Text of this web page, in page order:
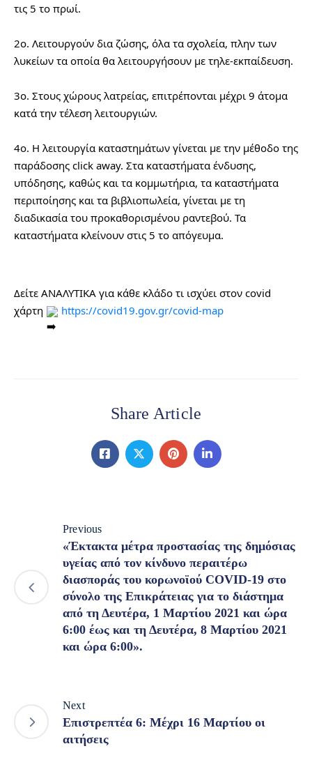
τις 5 το πρωί.
2ο. Λειτουργούν δια ζώσης, όλα τα σχολεία, πλην των
λυκείων τα οποία θα λειτουργήσουν με τηλε-εκπαίδευση.
3ο. Στους χώρους λατρείας, επιτρέπονται μέχρι 9 άτομα
κατά την τέλεση λειτουργιών.
4ο. Η λειτουργία καταστημάτων γίνεται με την μέθοδο της
παράδοσης click away. Στα καταστήματα ένδυσης,
υπόδησης, καθώς και τα κομμωτήρια, τα καταστήματα
περιποίησης και τα βιβλιοπωλεία, γίνεται με τη
διαδικασία του προκαθορισμένου ραντεβού. Τα
καταστήματα κλείνουν στις 5 το απόγευμα.
Δείτε ΑΝΑΛΥΤΙΚΑ για κάθε κλάδο τι ισχύει στον covid
χάρτη
https://covid19.gov.gr/covid-map
Share Article
Previous
«Έκτακτα μέτρα προστασίας της δημόσιας
υγείας από τον κίνδυνο περαιτέρω
διασποράς του κορωνοϊού COVID-19 στο
σύνολο της Επικράτειας για το διάστημα
από τη Δευτέρα, 1 Μαρτίου 2021 και ώρα
6:00 έως και τη Δευτέρα, 8 Μαρτίου 2021
και ώρα 6:00».
Next
Επιστρεπτέα 6: Μέχρι 16 Μαρτίου οι
αιτήσεις